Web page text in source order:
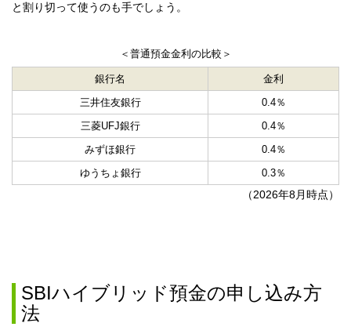
と割り切って使うのも手でしょう。
＜普通預金金利の比較＞
銀行名
金利
三井住友銀行
0.4％
三菱UFJ銀行
0.4％
みずほ銀行
0.4％
ゆうちょ銀行
0.3％
（2026年8月時点）
SBIハイブリッド預金の申し込み方
法